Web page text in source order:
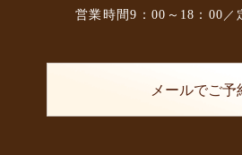
営業時間9：00～18：00 ／
メールでご予